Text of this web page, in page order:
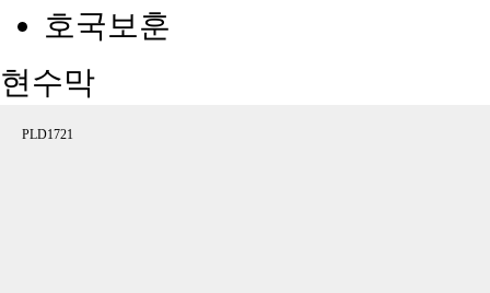
호국보훈
현수막
PLD1721